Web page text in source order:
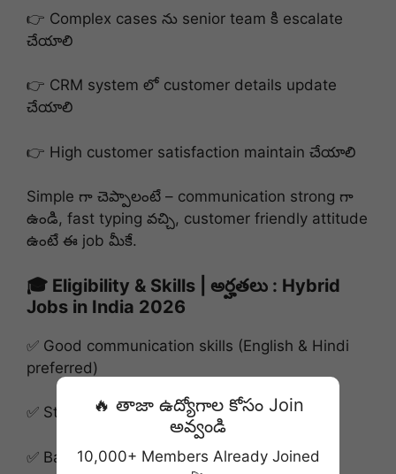
👉 Complex cases ను senior team కి escalate
చేయాలి
👉 CRM system లో customer details update
చేయాలి
👉 High customer satisfaction maintain చేయాలి
Simple గా చెప్పాలంటే – communication strong గా
ఉండి, fast typing వచ్చి, customer friendly attitude
ఉంటే ఈ job మీకే.
🎓 Eligibility & Skills | అర్హతలు : Hybrid
Jobs in India 2026
✅ Good communication skills (English & Hindi
preferred)
✅ Strong typing speed & digital literacy
✅ Basic computer knowledge
🔥 తాజా ఉద్యోగాల కోసం Join
అవ్వండి
10,000+ Members Already Joined